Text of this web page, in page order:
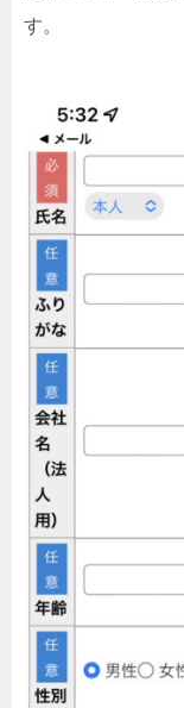
す。